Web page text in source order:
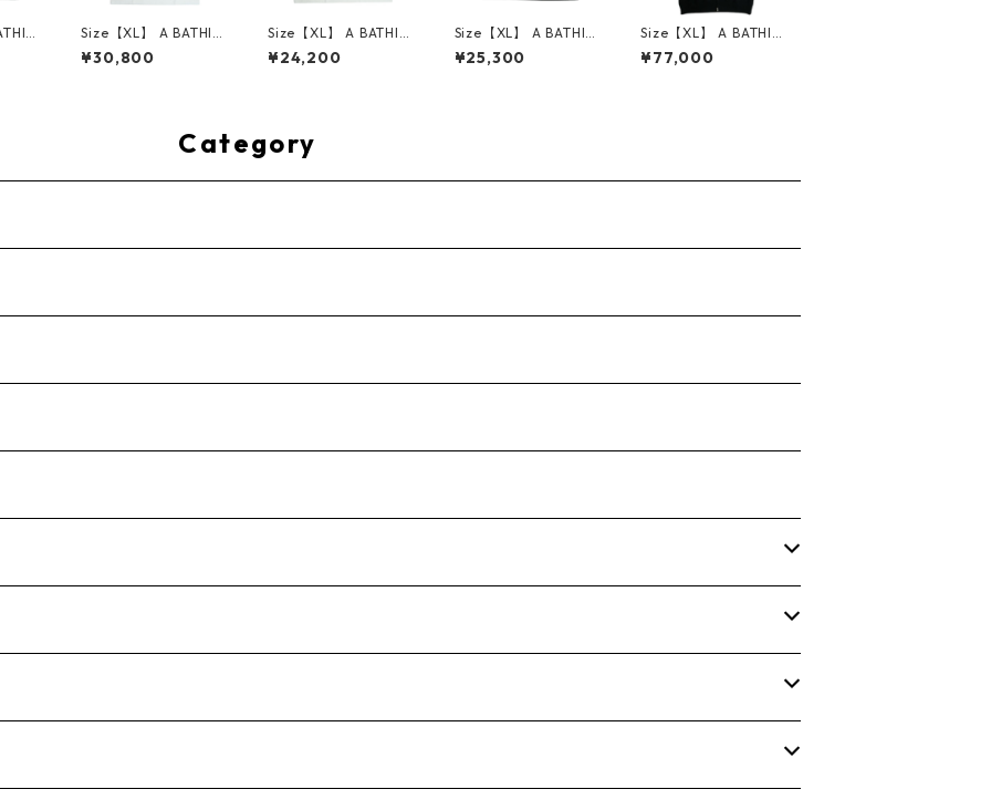
Size【XL】 A BATHIN
G APE ア ベイシング
エイプ 26SS APE HEA
¥30,800
Size【XL】 A BATHIN
G APE ア ベイシング
エイプ ×TERIYAKI BO
¥24,200
Size【XL】 A BATHIN
G APE ア ベイシング
エイプ MULTI CAMO
¥25,300
Size【XL】 A BATHIN
G APE ア ベイシング
エイプ FUNTHERA MI
¥77,000
Category